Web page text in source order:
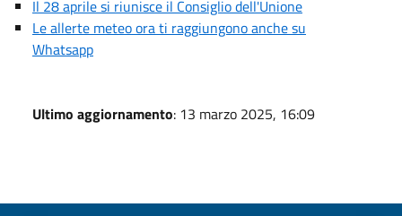
Il 28 aprile si riunisce il Consiglio dell'Unione
Le allerte meteo ora ti raggiungono anche su
Whatsapp
Ultimo aggiornamento: 13 marzo 2025, 16:09